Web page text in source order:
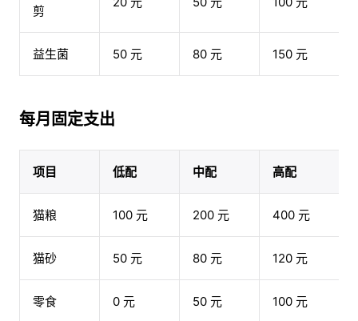
剪
益生菌 50 元 80 元 150 元
每月固定支出
项目 低配 中配 高配
猫粮 100 元 200 元 400 元
猫砂 50 元 80 元 120 元
零食 0 元 50 元 100 元